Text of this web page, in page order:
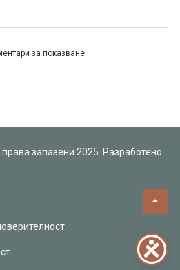
за показване.
запазени 2025. Разработено